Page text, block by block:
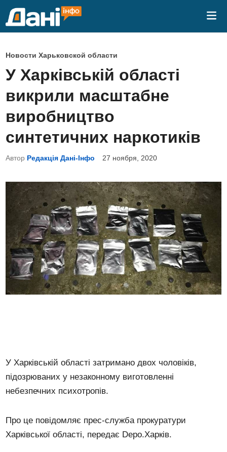
О
п
у
б
л
и
к
о
а
Новости Харьковской области
У Харківській області
викрили масштабне
виробництво
синтетичних наркотиків
Автор Редакція Дані-Інфо 27 ноября, 2020
У Харківській області затримано двох чоловіків,
підозрюваних у незаконному виготовленні
небезпечних психотропів.
Про це повідомляє прес-служба прокуратури
Харківської області, передає Depo.Харків.